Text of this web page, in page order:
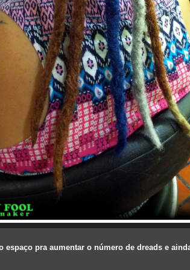
espaço pra aumentar o número de dreads e